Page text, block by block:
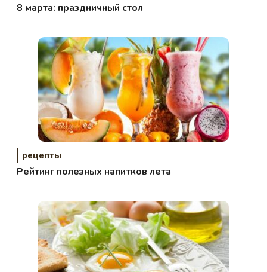
8 марта: праздничный стол
рецепты
Рейтинг полезных напитков лета